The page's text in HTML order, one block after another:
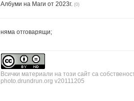
Албуми на Маги от 2023г. (0)
няма отговарящи;
Всички материали на този сайт са
photo.drundrun.org v20111205